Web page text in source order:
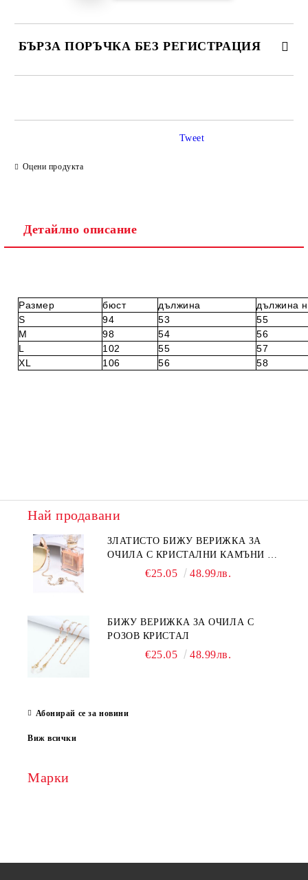
БЪРЗА ПОРЪЧКА БЕЗ РЕГИСТРАЦИЯ
Оцени продукта
Tweet
Детайлно описание
Размер бюст дължина
дължина
S
94 53
55
M
98 54
56
L
102 55
57
XL
106 56 58
Най продавани
ЗЛАТИСТО БИЖУ ВЕРИЖКА ЗА
ОЧИЛА С КРИСТАЛНИ КАМЪНИ И
€25.05 48.99лв.
БИЖУ ВЕРИЖКА ЗА ОЧИЛА С
РОЗОВ КРИСТАЛ
€25.05 48.99лв.
Абонирай се за новини
Виж всички
Марки